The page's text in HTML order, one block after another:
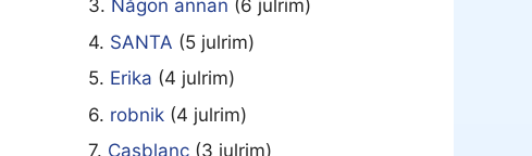
3. Någon annan (6 julrim)
4. SANTA (5 julrim)
5. Erika (4 julrim)
6. robnik (4 julrim)
7. Casblanc (3 julrim)